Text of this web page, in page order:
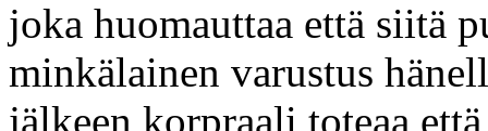
joka huomauttaa että siitä
minkälainen varustus
jälkeen korpraali toteaa